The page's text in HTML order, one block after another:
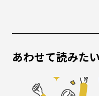
あわせて読みたい